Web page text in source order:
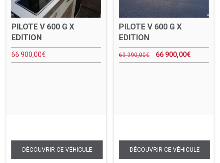
PILOTE V 600 G X
EDITION
66 900,00€
PILOTE V 600 G X
EDITION
69 990,00€ 66 900,00€